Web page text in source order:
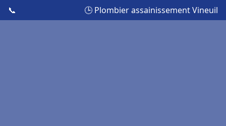
📞 🕒 Plombier assainissement Vineuil